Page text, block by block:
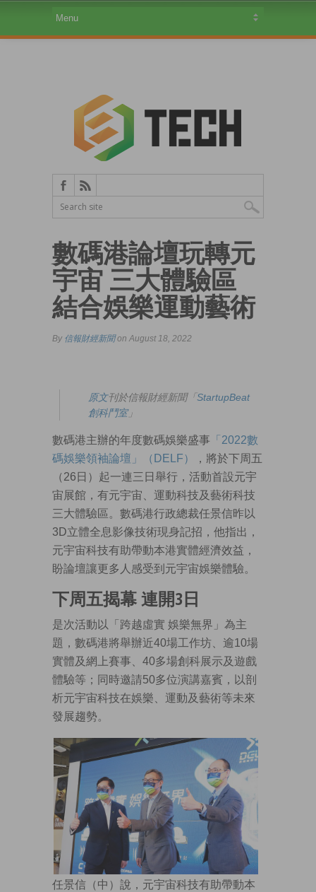
數碼港論壇玩轉元
宇宙 三大體驗區
結合娛樂運動藝術
By 信報財經新聞on August 18, 2022
原文刊於信報財經新聞「StartupBeat
創科鬥室」
數碼港主辦的年度數碼娛樂盛事 「2022數
碼娛樂領袖論壇」（DELF）
，將於下周五
（26日）起一連三日舉行，活動首設元宇
宙展館，有元宇宙、運動科技及藝術科技
三大體驗區。數碼港行政總裁任景信昨以
3D立體全息影像技術現身記招，他指出，
元宇宙科技有助帶動本港實體經濟效益，
盼論壇讓更多人感受到元宇宙娛樂體驗。
下周五揭幕 連開3日
是次活動以「跨越虛實 娛樂無界」為主
題，數碼港將舉辦近40場工作坊、逾10場
實體及網上賽事、40多場創科展示及遊戲
體驗等；同時邀請50多位演講嘉賓，以剖
析元宇宙科技在娛樂、運動及藝術等未來
發展趨勢。
任景信（中）說，元宇宙科技有助帶動本